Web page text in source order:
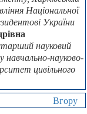
Національної
України
науковий
навчально-науково-
цивільного
Вгору